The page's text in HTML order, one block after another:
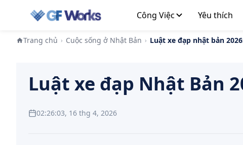
Công Việc Yêu thích
Trang chủ › Cuộc sống ở Nhật Bản › Luật xe đạp nhật bản
Luật xe đạp Nhật Bản
02:26:03, 16 thg 4, 2026